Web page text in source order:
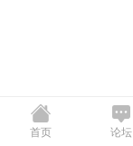
首页 论坛